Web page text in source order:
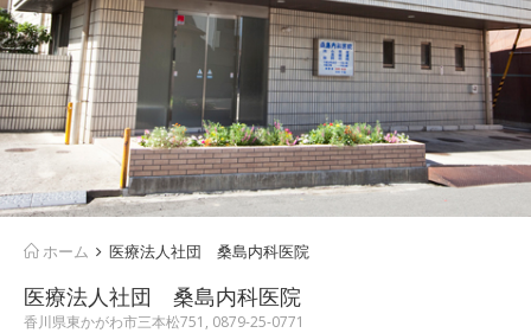
ホーム 医療法人社団 桑島内科医院
医療法人社団 桑島内科医院
香川県東かがわ市三本松751, 0879-25-0771